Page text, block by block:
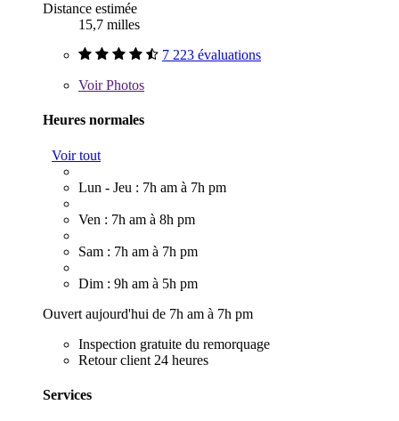
Distance estimée
15,7 milles
7 223 évaluations
VoirPhotos
Heures normales
Voir tout
Lun - Jeu : 7h am à 7h pm
Ven : 7h am à 8h pm
Sam : 7h am à 7h pm
Dim : 9h am à 5h pm
Ouvert aujourd'hui de 7h am à 7h pm
Inspection gratuite du remorquage
Retour client 24 heures
Services